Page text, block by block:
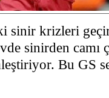
sinir krizleri
sinirden camı
Bu GS